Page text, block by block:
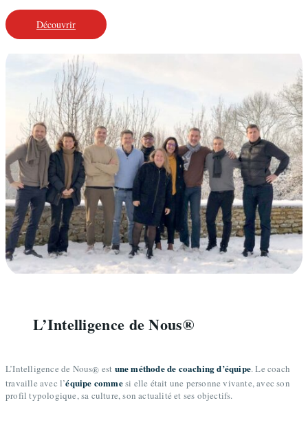
Découvrir
L’Intelligence de Nous®
L’Intelligence de Nous® est une méthode de coaching d’équipe. Le coach
travaille avec l’équipe commesi elle était une personne vivante, avec son
profil typologique, sa culture, son actualité et ses objectifs.